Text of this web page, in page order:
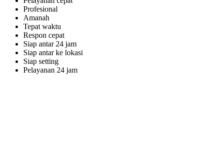
Profesional
Amanah
Tepat waktu
Respon cepat
Siap antar 24 jam
Siap antar ke lokasi
Siap setting
Pelayanan 24 jam